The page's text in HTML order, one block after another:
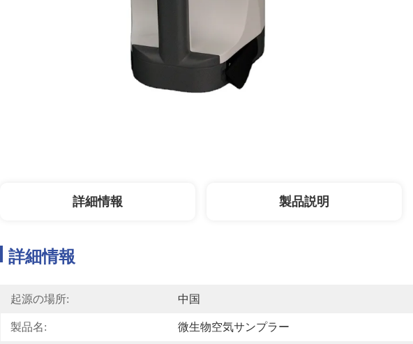
詳細情報 製品説明
詳細情報
起源の場所: 中国
製品名: 微生物空気サンプラー